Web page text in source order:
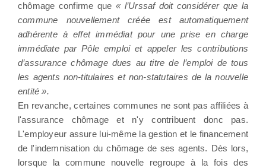
chômage confirme que« l’Urssaf doit considérer que la
commune nouvellement créée est automatiquement
adhérente à effet immédiat pour une prise en charge
immédiate par Pôle emploi et appeler les contributions
d’assurance chômage dues au titre de l’emploi de tous
les agents non-titulaires et non-statutaires de la nouvelle
entité ».
En revanche, certaines communes ne sont pas affiliées à
l'assurance chômage et n'y contribuent donc pas.
L'employeur assure lui-même la gestion et le financement
de l'indemnisation du chômage de ses agents. Dès lors,
lorsque la commune nouvelle regroupe à la fois des